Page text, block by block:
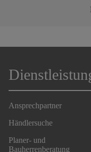
Ansprechpartner
Händlersuche
Planer- und
Bauherrenberatung